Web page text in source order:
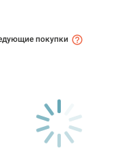
покупки